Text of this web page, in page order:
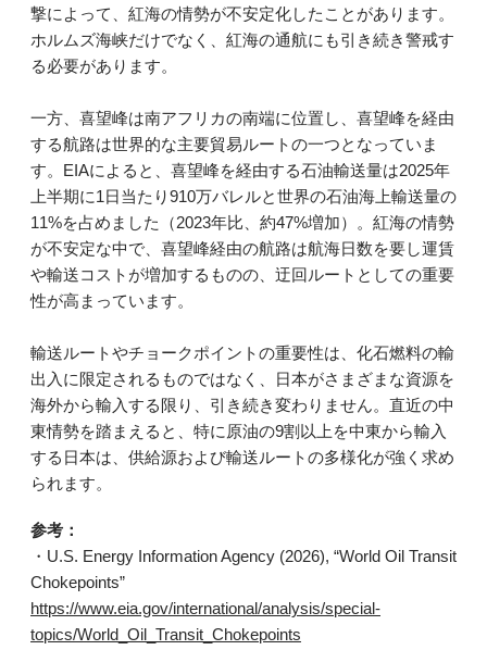
撃によって、紅海の情勢が不安定化したことがあります。
ホルムズ海峡だけでなく、紅海の通航にも引き続き警戒す
る必要があります。
一方、喜望峰は南アフリカの南端に位置し、喜望峰を経由
する航路は世界的な主要貿易ルートの一つとなっていま
す。EIAによると、喜望峰を経由する石油輸送量は2025年
上半期に1日当たり910万バレルと世界の石油海上輸送量の
11%を占めました（2023年比、約47%増加）。紅海の情勢
が不安定な中で、喜望峰経由の航路は航海日数を要し運賃
や輸送コストが増加するものの、迂回ルートとしての重要
性が高まっています。
輸送ルートやチョークポイントの重要性は、化石燃料の輸
出入に限定されるものではなく、日本がさまざまな資源を
海外から輸入する限り、引き続き変わりません。直近の中
東情勢を踏まえると、特に原油の9割以上を中東から輸入
する日本は、供給源および輸送ルートの多様化が強く求め
られます。
参考：
・U.S. Energy Information Agency (2026), “World Oil Transit
Chokepoints”
https://www.eia.gov/international/analysis/special-
topics/World_Oil_Transit_Chokepoints